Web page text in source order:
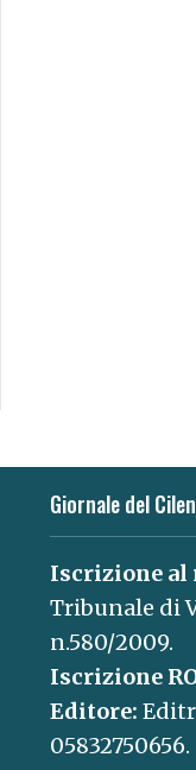
Giornale del
Iscrizione al
Tribunale di
n.580/2009.
Iscrizione
Editore:
05832750656.